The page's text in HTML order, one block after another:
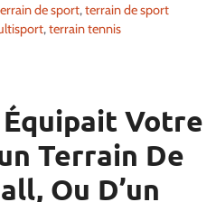
de sport,terrain de sport
,terrain tennis
Équipait Votre
Terrain De
Ou D’un